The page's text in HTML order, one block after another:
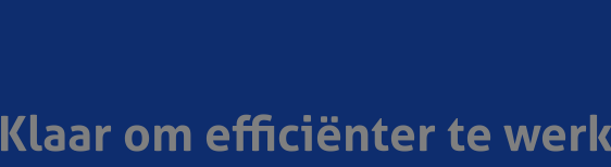
Klaar om efficiënter te